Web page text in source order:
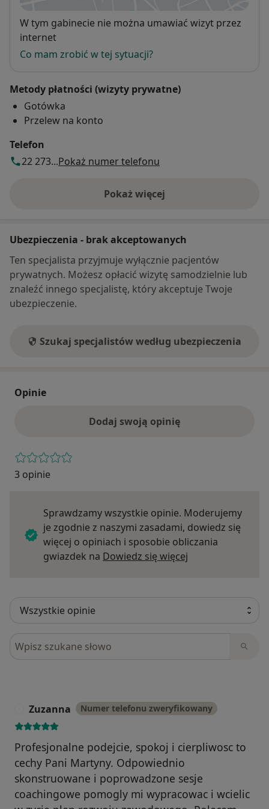
Dostępność
W tym gabinecie nie można umawiać wizyt przez
internet
Co mam zrobić w tej sytuacji?
Metody płatności (wizyty prywatne)
Gotówka
Przelew na konto
Telefon
22 273...Pokaż numer telefonu
Pokaż więcej
o adresie
Ubezpieczenia - brak akceptowanych
Ten specjalista przyjmuje wyłącznie pacjentów
prywatnych. Możesz opłacić wizytę samodzielnie lub
znaleźć innego specjalistę, który akceptuje Twoje
ubezpieczenie.
Szukaj specjalistów według ubezpieczenia
Opinie
Dodaj swoją opinię
3 opinie
Sprawdzamy wszystkie opinie. Moderujemy
je zgodnie z naszymi zasadami, dowiedz się
więcej o opiniach i sposobie obliczania
gwiazdek na Dowiedz się więcej
Szukaj w opiniach
Zuzanna Numer telefonu zweryfikowany
Profesjonalne podejcie, spokoj i cierpliwosc to
cechy Pani Martyny. Odpowiednio
skonstruowane i poprowadzone sesje
coachingowe pomogly mi wypracowac i wcielic